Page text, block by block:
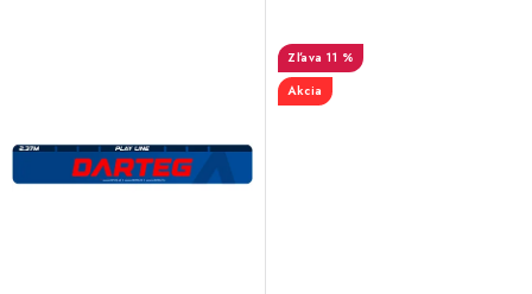
11 %
Akcia